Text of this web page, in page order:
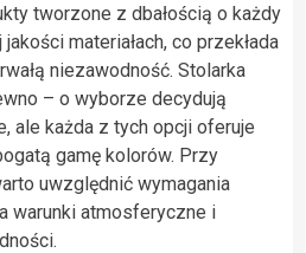
tworzone z dbałością o każdy
materiałach, co przekłada
niezawodność. Stolarka
– o wyborze decydują
ale każda z tych opcji oferuje
gamę kolorów. Przy
uwzględnić wymagania
warunki atmosferyczne i